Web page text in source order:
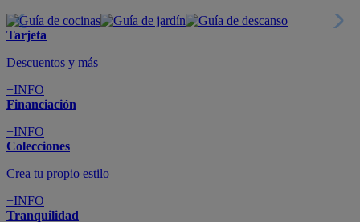
Tarjeta
Descuentos y más
+INFO
Financiación
+INFO
Colecciones
Crea tu propio estilo
+INFO
Tranquilidad